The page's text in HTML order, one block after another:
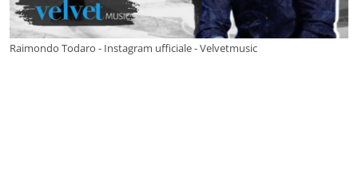
Raimondo Todaro - Instagram ufficiale - Velvetmusic